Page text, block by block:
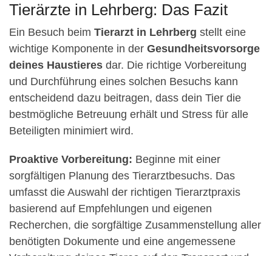
Tierärzte in Lehrberg: Das Fazit
Ein Besuch beim Tierarzt in Lehrberg stellt eine
wichtige Komponente in der Gesundheitsvorsorge
deines Haustieres dar. Die richtige Vorbereitung
und Durchführung eines solchen Besuchs kann
entscheidend dazu beitragen, dass dein Tier die
bestmögliche Betreuung erhält und Stress für alle
Beteiligten minimiert wird.
Proaktive Vorbereitung: Beginne mit einer
sorgfältigen Planung des Tierarztbesuchs. Das
umfasst die Auswahl der richtigen Tierarztpraxis
basierend auf Empfehlungen und eigenen
Recherchen, die sorgfältige Zusammenstellung aller
benötigten Dokumente und eine angemessene